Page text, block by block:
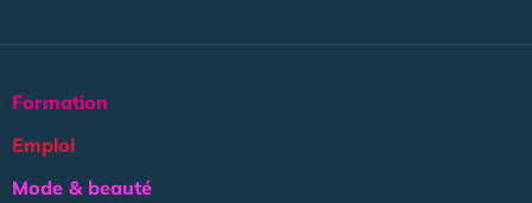
Formation
Emploi
Mode & beauté